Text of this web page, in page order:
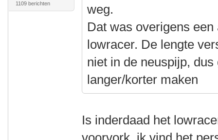
1109 berichten
weg.
Dat was overigens
lowracer. De lengte
niet in de neuspijp,
langer/korter maken
Is inderdaad het